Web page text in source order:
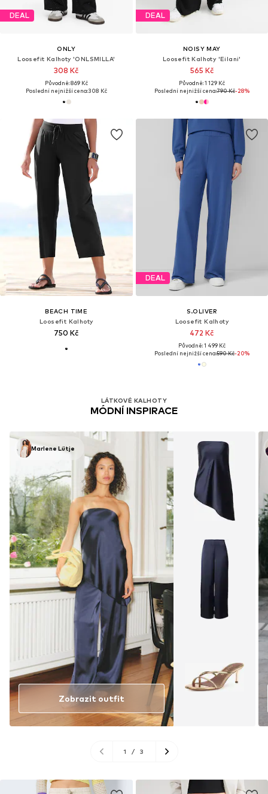
DEAL
ONLY
Loosefit Kalhoty 'ONLSMILLA'
308 Kč
Původně: 869 Kč
Poslední nejnižší cena:308 Kč
DEAL
NOISY MAY
Loosefit Kalhoty 'Eilani'
565 Kč
Původně: 1 129 Kč
Poslední nejnižší cena:790 Kč-28%
BEACH TIME
Loosefit Kalhoty
750 Kč
LÁTKOVÉ KALHOTY
MÓDNÍ INSPIRACE
Marlene Lütje
Zobrazit outfit
1 / 3
DEAL
S.OLIVER
Loosefit Kalhoty
472 Kč
Původně: 1 499 Kč
Poslední nejnižší cena:590 Kč-20%